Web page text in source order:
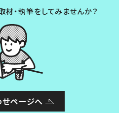
材・執筆をしてみませんか？
ページへ